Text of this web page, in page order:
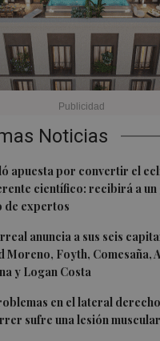
Noticias
apuesta por convertir el
científico: recibirá a un
de expertos
anuncia a sus seis
Moreno, Foyth, Comesaña,
y Logan Costa
en el lateral
sufre una lesión muscular